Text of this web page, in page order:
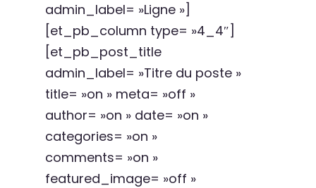
admin_label= »Ligne »]
[et_pb_column type= »4_4″]
[et_pb_post_title
admin_label= »Titre du poste »
title= »on » meta= »off »
author= »on » date= »on »
categories= »on »
comments= »on »
featured_image= »off »